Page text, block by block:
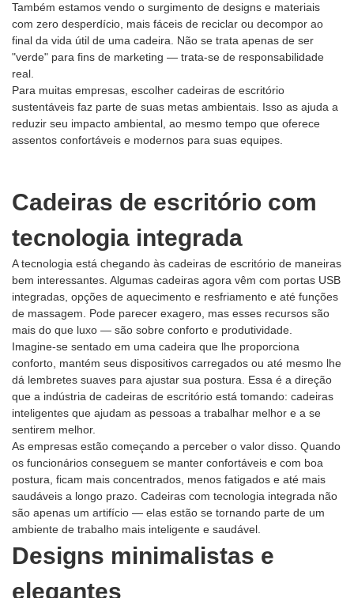
Também estamos vendo o surgimento de designs e materiais
com zero desperdício, mais fáceis de reciclar ou decompor ao
final da vida útil de uma cadeira. Não se trata apenas de ser
"verde" para fins de marketing — trata-se de responsabilidade
real.
Para muitas empresas, escolher cadeiras de escritório
sustentáveis ​​faz parte de suas metas ambientais. Isso as ajuda a
reduzir seu impacto ambiental, ao mesmo tempo que oferece
assentos confortáveis ​​e modernos para suas equipes.
Cadeiras de escritório com
tecnologia integrada
A tecnologia está chegando às cadeiras de escritório de maneiras
bem interessantes. Algumas cadeiras agora vêm com portas USB
integradas, opções de aquecimento e resfriamento e até funções
de massagem. Pode parecer exagero, mas esses recursos são
mais do que luxo — são sobre conforto e produtividade.
Imagine-se sentado em uma cadeira que lhe proporciona
conforto, mantém seus dispositivos carregados ou até mesmo lhe
dá lembretes suaves para ajustar sua postura. Essa é a direção
que a indústria de cadeiras de escritório está tomando: cadeiras
inteligentes que ajudam as pessoas a trabalhar melhor e a se
sentirem melhor.
As empresas estão começando a perceber o valor disso. Quando
os funcionários conseguem se manter confortáveis ​​e com boa
postura, ficam mais concentrados, menos fatigados e até mais
saudáveis ​​a longo prazo. Cadeiras com tecnologia integrada não
são apenas um artifício — elas estão se tornando parte de um
ambiente de trabalho mais inteligente e saudável.
Designs minimalistas e
elegantes